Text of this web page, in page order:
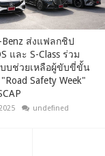
Benz ส่งแฟลกชิป
และ S-Class ร่วม
บช่วยเหลือผู้ขับขี่ขั้น
Safety Week"
undefined